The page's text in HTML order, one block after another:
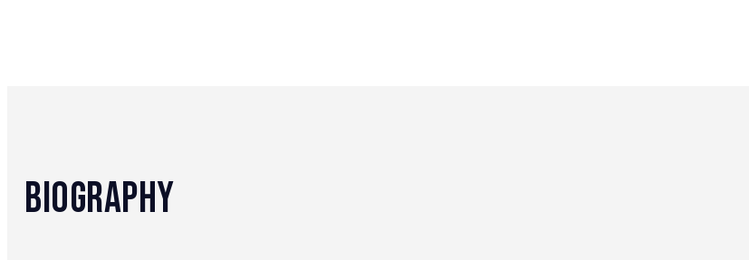
BIOGRAPHY